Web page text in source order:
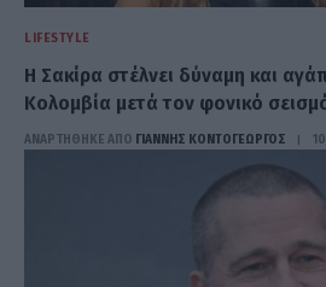
LIFESTYLE
H Σακίρα στέλνει δύναμη και
Κολομβία μετά τον φονικό
ΑΝΑΡΤΗΘΗΚΕ ΑΠΟ ΓΙΆΝΝΗΣ ΚΟΝΤΟΓΕΏΡΓΟΣ